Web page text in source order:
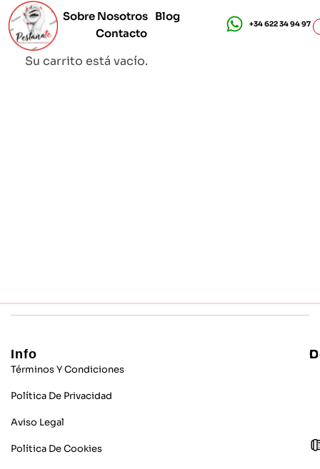
Cursos de Pestañas - Pestañate
Sobre Nosotros Blog
Contacto
+34 622 34 94 97
Su carrito está vacío.
Info
Términos Y Condiciones
Política De Privacidad
Aviso Legal
Política De Cookies